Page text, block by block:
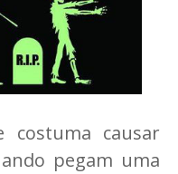
costuma causar
pegam uma